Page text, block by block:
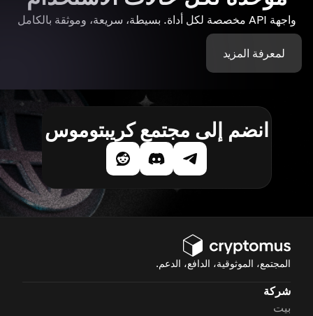
واجهة API مخصصة لكل أداة. بسيطة، سريعة، وموثقة بالكامل
لمعرفة المزيد
انضم إلى مجتمع كريبتوموس
المجتمع، الموثوقية، الدافع، الدعم.
شركة
بيت